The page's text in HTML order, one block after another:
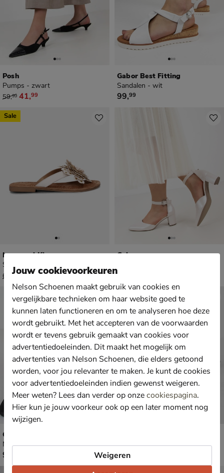
Posh
Pumps - zwart
van € 59,99 voor € 41,99
59,99 41,99
Gabor Best Fitting
Sandalen - wit
€ 99,99
99,99
Lazamani Kira
Slippers - wit
van € 69,99 voor € 48,99
69 99 48,99
Sale
Gabor
€ 129,99
129
Gabor Nava
Mocassins & loafers - zwart
€ 99,99
99
Ballerinas & instappers - bruin
van € 69,99 voor € 48,99
69,99
⚡Hot Drop
Sale
Jouw cookievoorkeuren
Nelson Schoenen maakt gebruik van cookies en
vergelijkbare technieken om haar website goed te
kunnen laten functioneren en om te analyseren hoe deze
wordt gebruikt. Met het accepteren van de voorwaarden
wordt er tevens gebruik gemaakt van cookies voor
advertentiedoeleinden. Dit maakt het mogelijk om
advertenties van Nelson Schoenen, die elders getoond
worden, voor jou relevanter te maken. Je kunt de cookies
voor advertentiedoeleinden indien gewenst weigeren.
Meer weten? Lees dan verder op onzecookiespagina.
Hier kun je jouw voorkeur ook op een later moment nog
wijzigen.
Weigeren